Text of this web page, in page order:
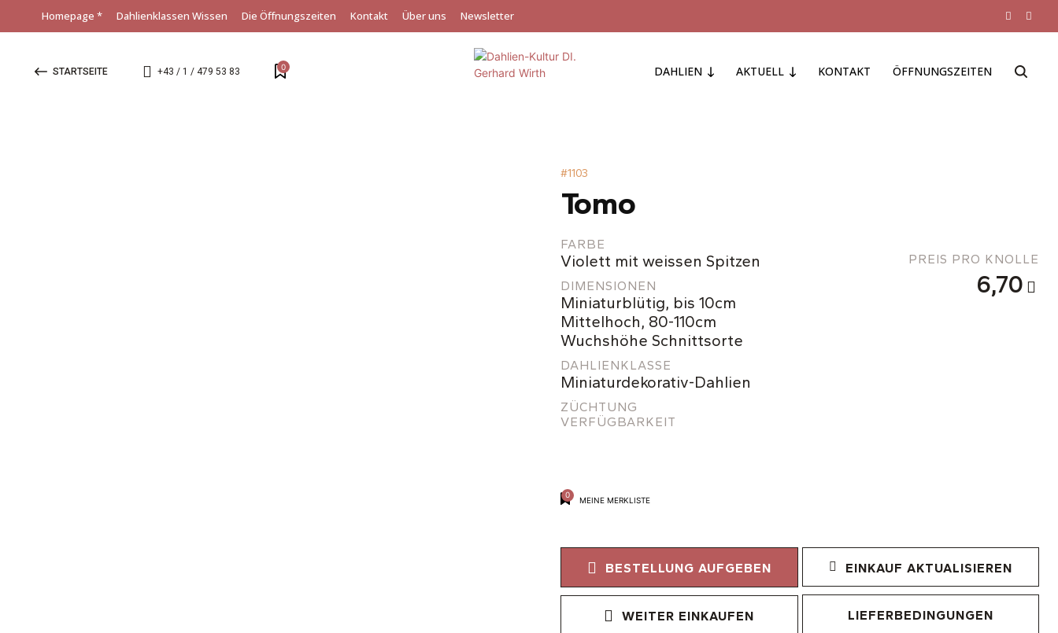
Homepage * Dahlienklassen Wissen Die Öffnungszeiten Kontakt Über uns Newsletter
STARTSEITE +43 / 1 / 479 53 83 0 DAHLIEN AKTUELL KONTAKT ÖFFNUNGSZEITEN
#1103
Tomo
FARBE
Violett mit weissen Spitzen
DIMENSIONEN
Miniaturblütig, bis 10cm
Mittelhoch, 80-110cm
Wuchshöhe Schnittsorte
PREIS PRO KNOLLE
6,70
DAHLIENKLASSE
Miniaturdekorativ-Dahlien
ZÜCHTUNG
VERFÜGBARKEIT
0
MEINE MERKLISTE
BESTELLUNG AUFGEBEN
WEITER EINKAUFEN
EINKAUF AKTUALISIEREN
LIEFERBEDINGUNGEN